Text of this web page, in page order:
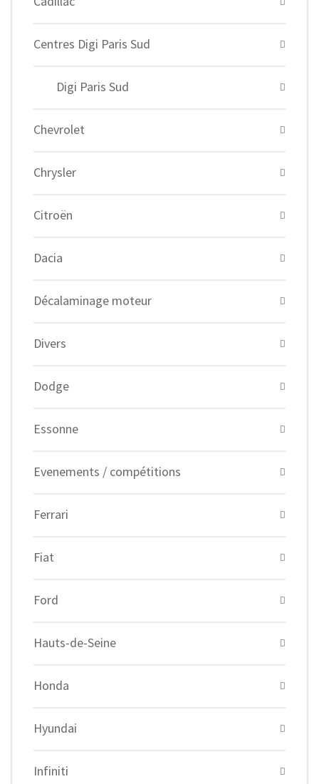
Centres Digi Paris Sud
Digi Paris Sud
Chevrolet
Chrysler
Citroën
Dacia
Décalaminage moteur
Divers
Dodge
Essonne
Evenements / compétitions
Ferrari
Fiat
Ford
Hauts-de-Seine
Honda
Hyundai
Infiniti